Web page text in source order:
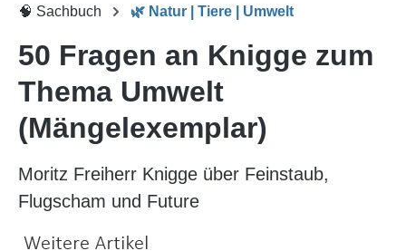
🧠 Sachbuch 🌿 Natur | Tiere | Umwelt
50 Fragen an Knigge zum
Thema Umwelt
(Mängelexemplar)
Moritz Freiherr Knigge über Feinstaub,
Flugscham und Future